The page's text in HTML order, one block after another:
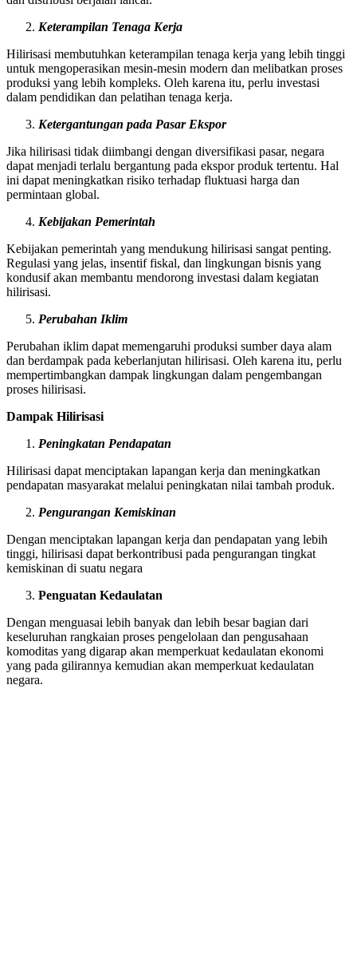
Keterampilan Tenaga Kerja
Hilirisasi membutuhkan keterampilan tenaga kerja yang lebih tinggi
untuk mengoperasikan mesin-mesin modern dan melibatkan proses
produksi yang lebih kompleks. Oleh karena itu, perlu investasi
dalam pendidikan dan pelatihan tenaga kerja.
Ketergantungan pada Pasar Ekspor
Jika hilirisasi tidak diimbangi dengan diversifikasi pasar, negara
dapat menjadi terlalu bergantung pada ekspor produk tertentu. Hal
ini dapat meningkatkan risiko terhadap fluktuasi harga dan
permintaan global.
Kebijakan Pemerintah
Kebijakan pemerintah yang mendukung hilirisasi sangat penting.
Regulasi yang jelas, insentif fiskal, dan lingkungan bisnis yang
kondusif akan membantu mendorong investasi dalam kegiatan
hilirisasi.
Perubahan Iklim
Perubahan iklim dapat memengaruhi produksi sumber daya alam
dan berdampak pada keberlanjutan hilirisasi. Oleh karena itu, perlu
mempertimbangkan dampak lingkungan dalam pengembangan
proses hilirisasi.
Dampak Hilirisasi
Peningkatan Pendapatan
Hilirisasi dapat menciptakan lapangan kerja dan meningkatkan
pendapatan masyarakat melalui peningkatan nilai tambah produk.
Pengurangan Kemiskinan
Dengan menciptakan lapangan kerja dan pendapatan yang lebih
tinggi, hilirisasi dapat berkontribusi pada pengurangan tingkat
kemiskinan di suatu negara
Penguatan Kedaulatan
Dengan menguasai lebih banyak dan lebih besar bagian dari
keseluruhan rangkaian proses pengelolaan dan pengusahaan
komoditas yang digarap akan memperkuat kedaulatan ekonomi
yang pada gilirannya kemudian akan memperkuat kedaulatan
negara.